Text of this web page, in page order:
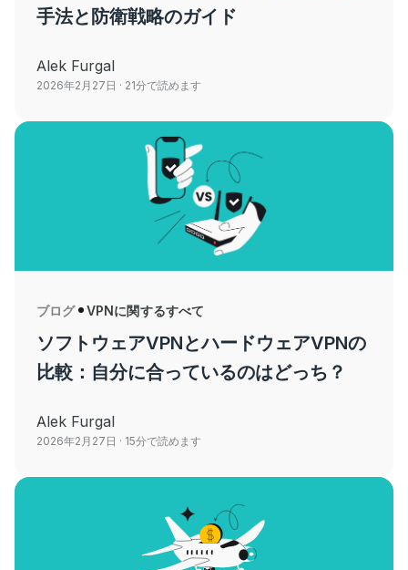
手法と防衛戦略のガイド
Alek Furgal
2026年2月27日 · 21分で読めます
ブログ VPNに関するすべて
ソフトウェアVPNとハードウェアVPNの
比較：自分に合っているのはどっち？
Alek Furgal
2026年2月27日 · 15分で読めます